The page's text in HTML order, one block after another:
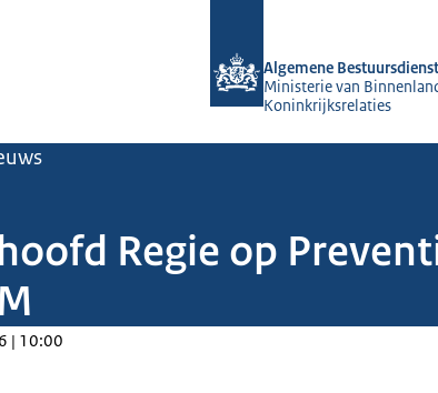
Algemene Bestuursdienst
Ministerie van
Koninkrijksrelaties
Regie op
| 10:00